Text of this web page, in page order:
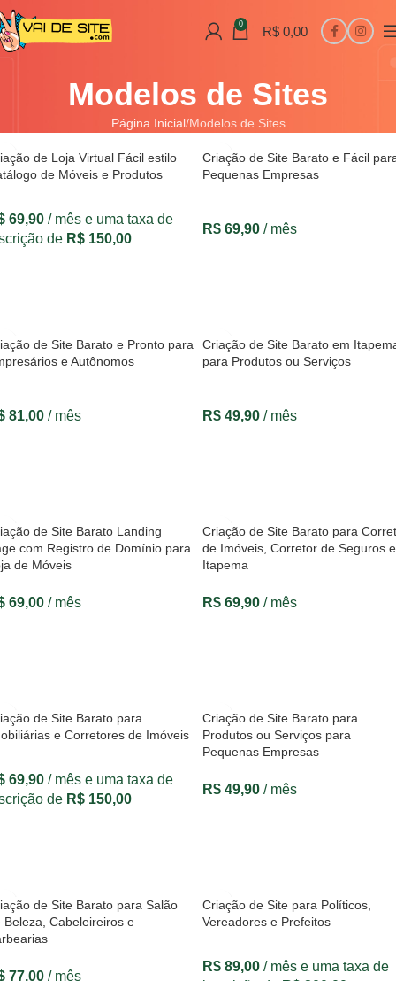
0 R$ 0,00
Modelos de Sites
Página Inicial Modelos de Sites
de Loja Virtual Fácil estilo
de Móveis e Produtos
69,90 / mês e uma taxa de
de R$ 150,00
Criação de Site Barato e Fácil
Pequenas Empresas
R$ 69,90 / mês
de Site Barato e Pronto para
e Autônomos
81,00 / mês
Criação de Site Barato em
para Produtos ou Serviços
R$ 49,90 / mês
de Site Barato Landing
com Registro de Domínio para
de Móveis
69,00 / mês
Criação de Site Barato para
de Imóveis, Corretor de Seguros
Itapema
R$ 69,90 / mês
de Site Barato para
e Corretores de Imóveis
69,90 / mês e uma taxa de
de R$ 150,00
Criação de Site Barato para
Produtos ou Serviços para
Pequenas Empresas
R$ 49,90 / mês
de Site Barato para Salão
Beleza, Cabeleireiros e
77,00 / mês
Criação de Site para Políticos,
Vereadores e Prefeitos
R$ 89,00 / mês e uma taxa de